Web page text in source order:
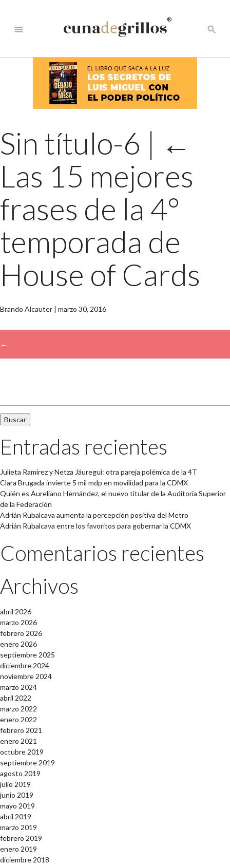
menu
®
search
Sin título-6 | ←
Las 15 mejores
frases de la 4°
temporada de
House of Cards
Brando Alcauter | marzo 30, 2016
←
Entradas recientes
Julieta Ramírez y Netza Jáuregui: otra pareja polémica de la 4T
Clara Brugada invierte 5 mil mdp en movilidad para la CDMX
Quién es Aureliano Hernández, el nuevo titular de la Auditoría Superior
de la Federación
Adrián Rubalcava aumenta la percepción positiva del Metro
Adrián Rubalcava entre los favoritos para gobernar la CDMX
Comentarios recientes
Archivos
abril 2026
marzo 2026
febrero 2026
enero 2026
septiembre 2025
diciembre 2024
noviembre 2024
marzo 2024
abril 2022
marzo 2022
enero 2022
febrero 2021
enero 2021
octubre 2019
septiembre 2019
agosto 2019
julio 2019
junio 2019
mayo 2019
abril 2019
marzo 2019
febrero 2019
enero 2019
diciembre 2018